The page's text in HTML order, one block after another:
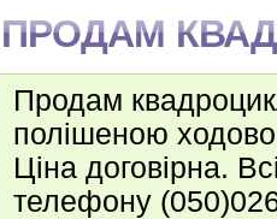
ПРОДАМ
Продам
полішеною
Ціна договірна.
телефону